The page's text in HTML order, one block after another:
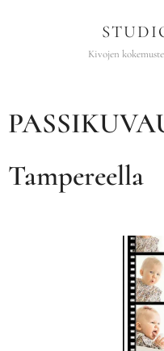
Kivojen
Tampereella